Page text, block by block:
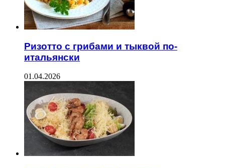
Ризотто с грибами и тыквой по-
итальянски
01.04.2026